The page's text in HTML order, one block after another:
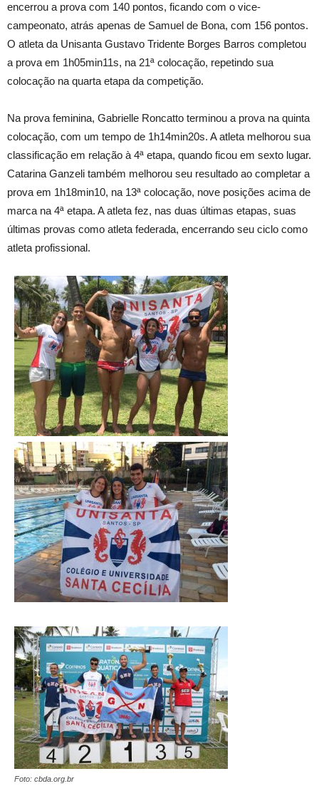
encerrou a prova com 140 pontos, ficando com o vice-
campeonato, atrás apenas de Samuel de Bona, com 156 pontos.
O atleta da Unisanta Gustavo Tridente Borges Barros completou
a prova em 1h05min11s, na 21ª colocação, repetindo sua
colocação na quarta etapa da competição.
Na prova feminina, Gabrielle Roncatto terminou a prova na quinta
colocação, com um tempo de 1h14min20s. A atleta melhorou sua
classificação em relação à 4ª etapa, quando ficou em sexto lugar.
Catarina Ganzeli também melhorou seu resultado ao completar a
prova em 1h18min10, na 13ª colocação, nove posições acima de
marca na 4ª etapa. A atleta fez, nas duas últimas etapas, suas
últimas provas como atleta federada, encerrando seu ciclo como
atleta profissional.
Foto: cbda.org.br